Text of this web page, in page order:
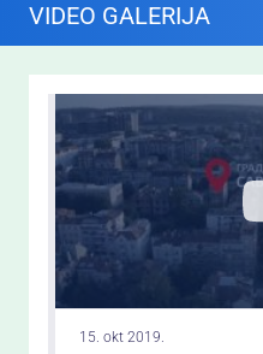
VIDEO GALERIJA
15. okt 2019.